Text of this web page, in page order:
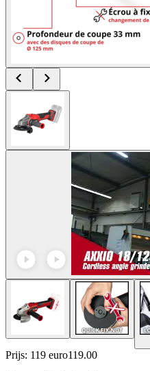
Prijs: 119 euro119.00